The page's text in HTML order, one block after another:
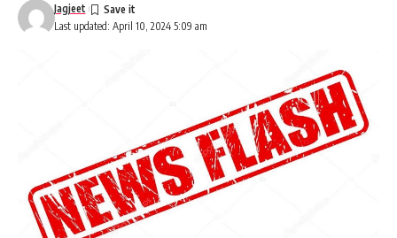
Last updated: April 10, 2024 5:09 am
Jagjeet